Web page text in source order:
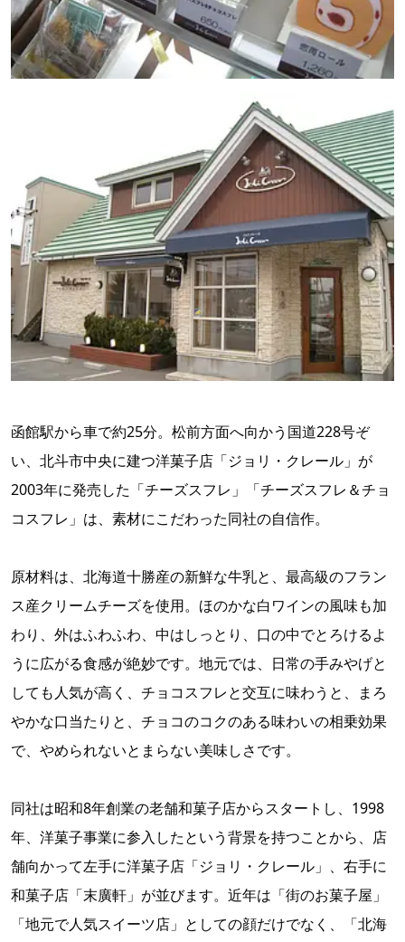
函館駅から車で約25分。松前方面へ向かう国道228号ぞ
い、北斗市中央に建つ洋菓子店「ジョリ・クレール」が
2003年に発売した「チーズスフレ」「チーズスフレ＆チョ
コスフレ」は、素材にこだわった同社の自信作。
原材料は、北海道十勝産の新鮮な牛乳と、最高級のフラン
ス産クリームチーズを使用。ほのかな白ワインの風味も加
わり、外はふわふわ、中はしっとり、口の中でとろけるよ
うに広がる食感が絶妙です。地元では、日常の手みやげと
しても人気が高く、チョコスフレと交互に味わうと、まろ
やかな口当たりと、チョコのコクのある味わいの相乗効果
で、やめられないとまらない美味しさです。
同社は昭和8年創業の老舗和菓子店からスタートし、1998
年、洋菓子事業に参入したという背景を持つことから、店
舗向かって左手に洋菓子店「ジョリ・クレール」、右手に
和菓子店「末廣軒」が並びます。近年は「街のお菓子屋」
「地元で人気スイーツ店」としての顔だけでなく、「北海